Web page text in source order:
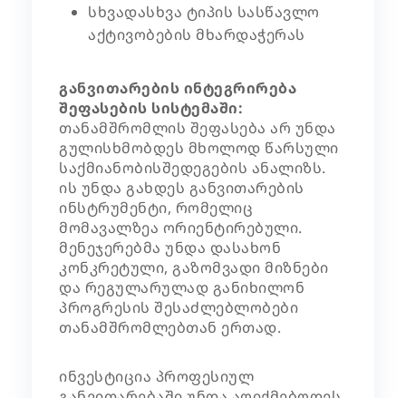
სხვადასხვა ტიპის სასწავლო
აქტივობების მხარდაჭერას
განვითარების ინტეგრირება
შეფასების სისტემაში:
თანამშრომლის შეფასება არ უნდა
გულისხმობდეს მხოლოდ წარსული
საქმიანობისშედეგების ანალიზს.
ის უნდა გახდეს განვითარების
ინსტრუმენტი, რომელიც
მომავალზეა ორიენტირებული.
მენეჯერებმა უნდა დასახონ
კონკრეტული, გაზომვადი მიზნები
და რეგულარულად განიხილონ
პროგრესის შესაძლებლობები
თანამშრომლებთან ერთად.
ინვესტიცია პროფესიულ